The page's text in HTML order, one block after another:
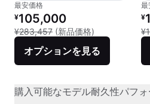
最安価格
リファービッシュ品の価格：
¥105,000
¥283,457 (新品価格) 新品との比
オプションを見る
最
¥
購入可能なモデル耐久性パフ